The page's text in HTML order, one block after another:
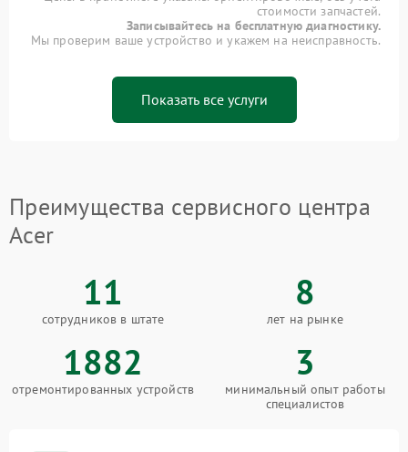
стоимости запчастей.
Записывайтесь на бесплатную диагностику.
Мы проверим ваше устройство и укажем на неисправность.
Показать все услуги
Преимущества сервисного центра
Acer
11
сотрудников в штате
8
лет на рынке
1882
отремонтированных устройств
3
минимальный опыт работы
специалистов